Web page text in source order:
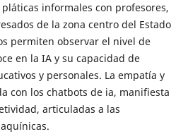
informales con profesores,
de la zona centro del Estado
permiten observar el nivel de
en la IA y su capacidad de
y personales. La empatía y
con los chatbots de ia, manifiesta
articuladas a las